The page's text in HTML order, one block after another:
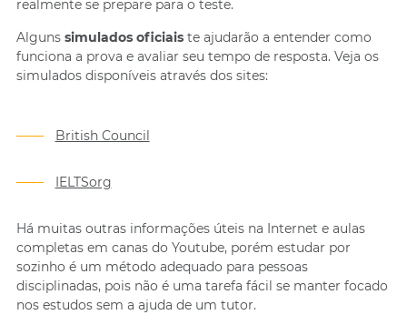
realmente se prepare para o teste.
Alguns simulados oficiaiste ajudarão a entender como
funciona a prova e avaliar seu tempo de resposta. Veja os
simulados disponíveis através dos sites:
British Council
IELTSorg
Há muitas outras informações úteis na Internet e aulas
completas em canas do Youtube, porém estudar por
sozinho é um método adequado para pessoas
disciplinadas, pois não é uma tarefa fácil se manter focado
nos estudos sem a ajuda de um tutor.